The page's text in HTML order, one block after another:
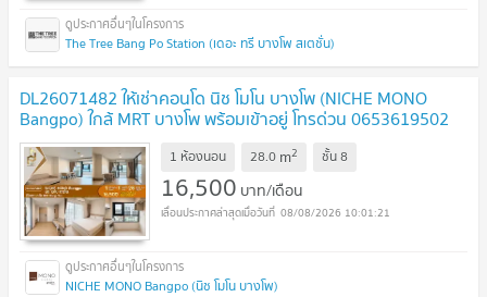
The Tree Bang Po Station (เดอะ ทรี บางโพ สเตชั่น)
DL26071482 ให้เช่าคอนโด นิช โมโน บางโพ (NICHE MONO
Bangpo) ใกล้ MRT บางโพ พร้อมเข้าอยู่ โทรด่วน 0653619502
LineID @952jdxxk
1 ห้องนอน 28.0 m2 ชั้น8
16,500 บาท/เดือน
08/08/2026 10:01:21
NICHE MONO Bangpo (นิช โมโน บางโพ)